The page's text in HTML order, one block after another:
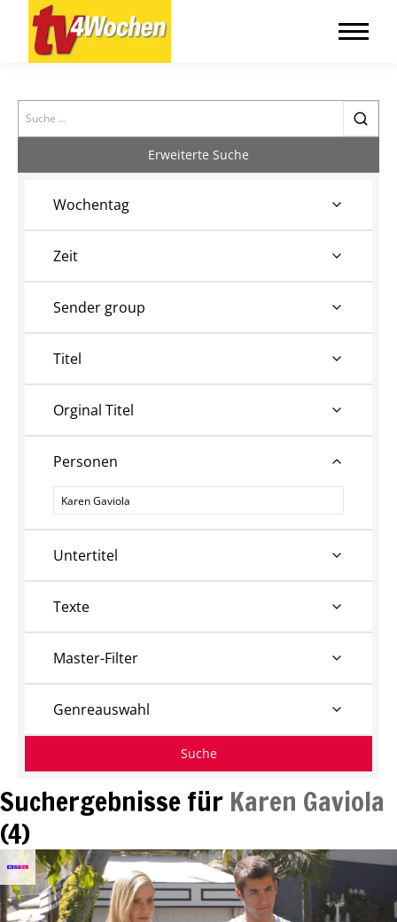
Search
Suchergebnisse für Karen Gaviola
(4)
Erweiterte Suche
Wochentag
Zeit
Sender group
Titel
Orginal Titel
Personen
Personen
Untertitel
Texte
Master-Filter
Genreauswahl
Suche